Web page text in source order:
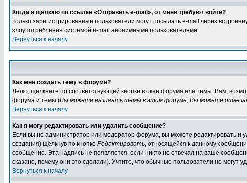
Когда я щёлкаю по ссылке «Отправить e-mail», от меня требуют войти?
Только зарегистрированные пользователи могут посылать e-mail через
злоупотребления системой e-mail анонимными пользователями.
Вернуться к началу
Как мне создать тему в форуме?
Легко, щёлкните по соответствующей кнопке в окне форума или темы. Вам,
форума и темы (Вы можете начинать темы в этом форуме, Вы можете
Вернуться к началу
Как я могу редактировать или удалить сообщение?
Если вы не администратор или модератор форума, вы можете редактировать и
создания) щёлкнув по кнопке Редактировать, относящейся к данному
сообщение. Эта надпись не появляется, если никто не отвечал на ваше
сказано, почему они это сделали). Учтите, что обычные пользователи не могут
Вернуться к началу